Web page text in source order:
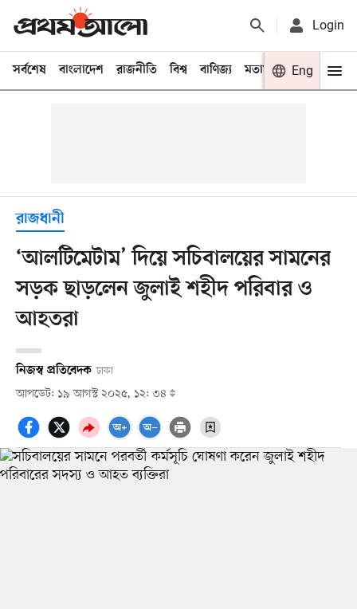
Login
সর্বশেষ বাংলাদেশ রাজনীতি বিশ্ব বাণিজ্য মতামত খেলা
Eng
রাজধানী
‘আলটিমেটাম’ দিয়ে সচিবালয়ের সামনের
সড়ক ছাড়লেন জুলাই শহীদ পরিবার ও
আহতরা
নিজস্ব প্রতিবেদক ঢাকা
আপডেট: ১৯ আগস্ট ২০২৫, ১২: ৩৪